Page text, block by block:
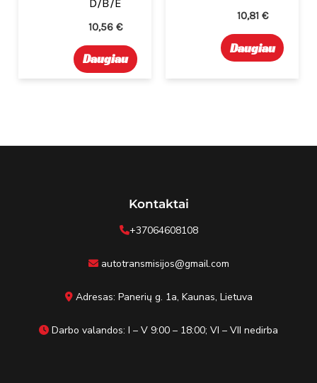
D/B/E
10,56 €
Daugiau
10,81 €
Daugiau
Kontaktai
+37064608108
autotransmisijos@gmail.com
Adresas: Panerių g. 1a, Kaunas, Lietuva
Darbo valandos: I – V 9:00 – 18:00; VI – VII nedirba